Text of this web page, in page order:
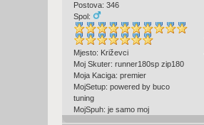
Postova: 346
Spol:
Mjesto: Križevci
Moj Skuter: runner180sp zip180
Moja Kaciga: premier
MojSetup: powered by buco
tuning
MojSpuh: je samo moj